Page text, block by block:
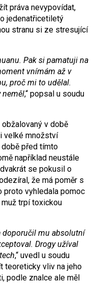
práva nevypovídat,
jedenatřicetiletý
stranu si ze stresující
Pak si pamatuji na
vnímám až v
proč mi to udělal.
neměl,“ popsal u soudu
v době
velké množství
před tímto
například neustále
se pokusil o
že má poměr s
proto vyhledala pomoc
trpí toxickou
doporučil mu absolutní
Drogy užíval
,“ uvedl u soudu
teoreticky vliv na jeho
podle znalce ale měl